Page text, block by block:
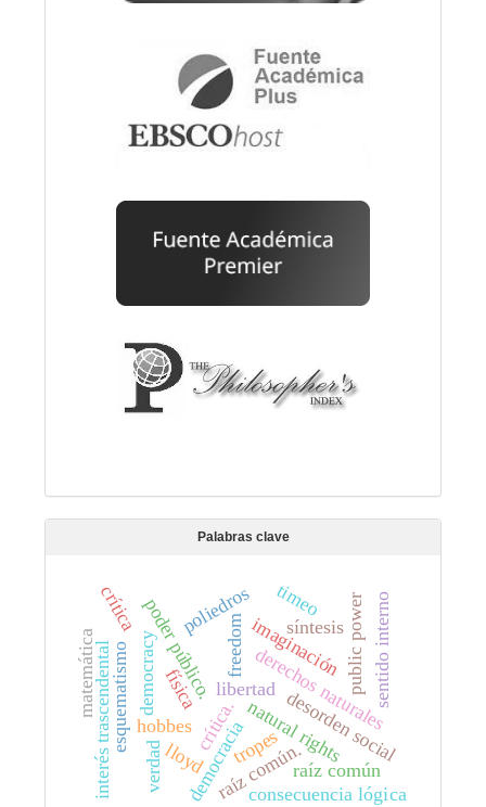
Palabras clave
democracy
democracia
freedomderechos naturales
hobbes
libertad
natural rights
poder público. public power
imaginación
raíz común.
síntesis sentido interno
esquematismo
raíz común
lloyd desorden social
interés trascendental
timeo
matemática física
poliedros
tropes
consecuencia lógica
verdad
crítica.
crítica